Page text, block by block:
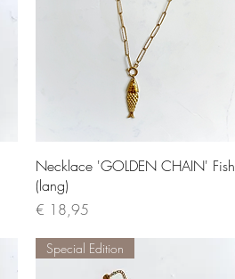
Quick View
Necklace 'GOLDEN CHAIN' Fish
(lang)
Price
€ 18,95
Special Edition